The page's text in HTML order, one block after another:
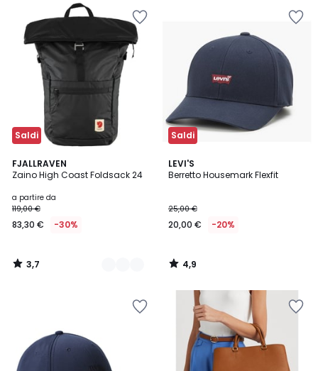
Saldi
FJALLRAVEN
Zaino High Coast Foldsack 24
a partire da
119,00 €
83,30 € -30%
3,7
/ 5
2
Colori
3,7
/
Saldi
LEVI'S
Berretto Housemark Flexfit
25,00 €
20,00 € -20%
4,9
/ 5
4,9
/